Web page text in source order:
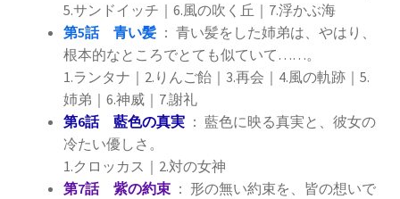
5.サンドイッチ｜6.風の吹く丘｜7.浮かぶ海
第5話 青い髪： 青い髪をした姉弟は、やはり、
根本的なところでとても似ていて……。
1.ランタナ｜2.りんご飴｜3.再会｜4.風の軌跡｜5.
姉弟｜6.神威｜7.謝礼
第6話 藍色の真実： 藍色に映る真実と、彼女の
冷たい優しさ。
1.クロッカス｜2.対の女神
第7話 紫の約束： 形の無い約束を、皆の想いで